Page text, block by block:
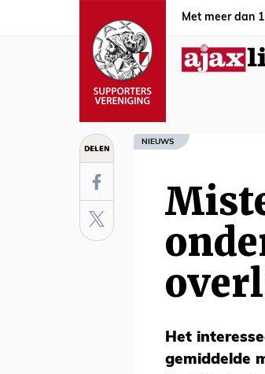
Met meer dan
DELEN NIEUWS
Het
gemiddelde